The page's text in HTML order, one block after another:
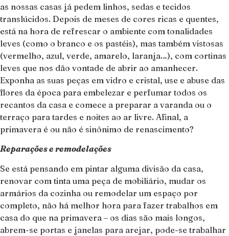
as nossas casas já pedem linhos, sedas e tecidos
translúcidos. Depois de meses de cores ricas e quentes,
está na hora de refrescar o ambiente com tonalidades
leves (como o branco e os pastéis), mas também vistosas
(vermelho, azul, verde, amarelo, laranja…), com cortinas
leves que nos dão vontade de abrir ao amanhecer.
Exponha as suas peças em vidro e cristal, use e abuse das
flores da época para embelezar e perfumar todos os
recantos da casa e comece a preparar a varanda ou o
terraço para tardes e noites ao ar livre. Afinal, a
primavera é ou não é sinônimo de renascimento?
Reparações e remodelações
Se está pensando em pintar alguma divisão da casa,
renovar com tinta uma peça de mobiliário, mudar os
armários da cozinha ou remodelar um espaço por
completo, não há melhor hora para fazer trabalhos em
casa do que na primavera – os dias são mais longos,
abrem-se portas e janelas para arejar, pode-se trabalhar